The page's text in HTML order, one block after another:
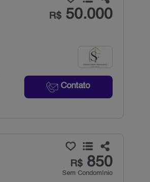
R$50.000
Contato
R$850
Sem Condomínio